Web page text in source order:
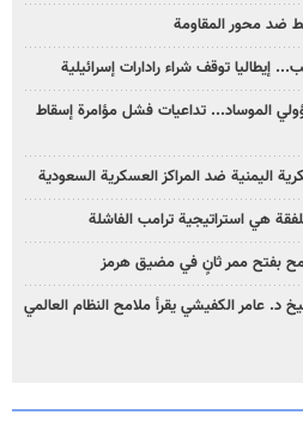
ضد محور المقاومة
إيطاليا توقف شراء رادارات إسرائيلية
الموساد... تداعيات فشل مؤامرة إسقاط
اليمنية ضد المراكز العسكرية السعودية
هي استراتيجية ترامب الفاشلة
بفتح ممر ثانٍ في مضيق هرمز
د. عامر الكفيشي يقرأ ملامح النظام العالمي